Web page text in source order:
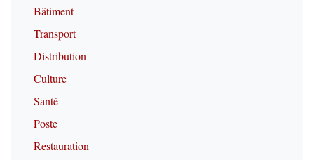
Bâtiment
Transport
Distribution
Culture
Santé
Poste
Restauration